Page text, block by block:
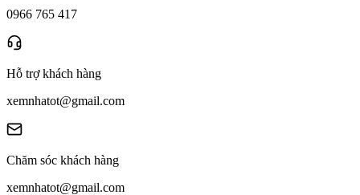
0966 765 417
Hỗ trợ khách hàng
xemnhatot@gmail.com
Chăm sóc khách hàng
xemnhatot@gmail.com